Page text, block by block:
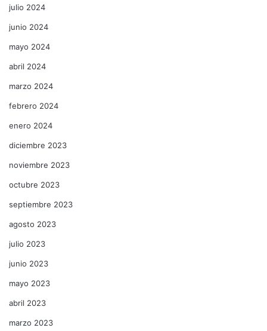
julio 2024
junio 2024
mayo 2024
abril 2024
marzo 2024
febrero 2024
enero 2024
diciembre 2023
noviembre 2023
octubre 2023
septiembre 2023
agosto 2023
julio 2023
junio 2023
mayo 2023
abril 2023
marzo 2023